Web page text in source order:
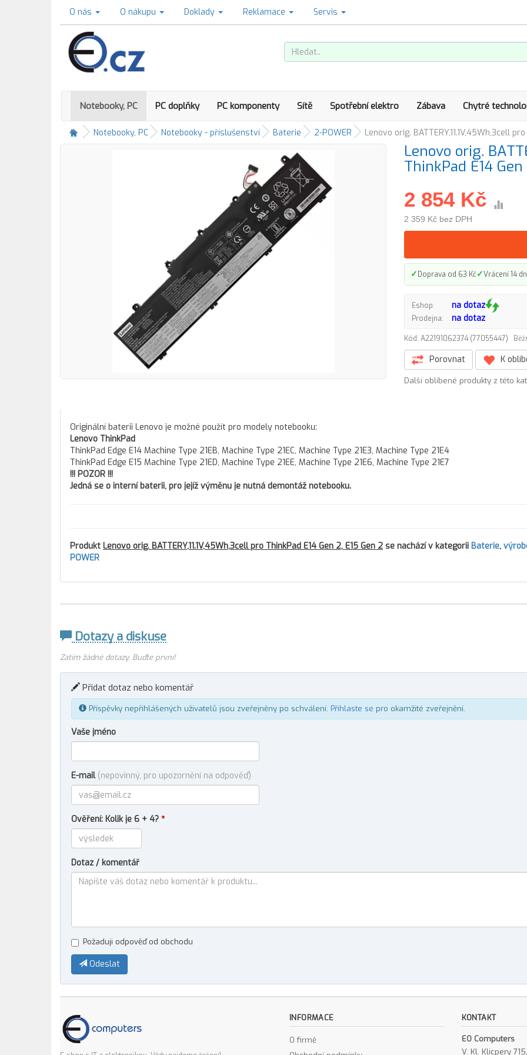
O nás O nákupu Doklady Reklamace Servis
Notebooky, PC PC doplňky PC komponenty Sítě Spotřební elektro Zábava Chytré
Notebooky, PC Notebooky - příslušenství Baterie 2-POWER Lenovo orig. BATTERY,11.1V,45Wh,3cell
Lenovo orig.
ThinkPad E14
2 854 Kč
2 359 Kč bez DPH
✓Doprava od 63 Kč✓Vrácení 14
Eshop: na dotaz
Prodejna: na dotaz
Kód: A22191062374 (77055447)
Porovnat K
Další oblíbené produkty z této
Originální baterii Lenovo je možné použít pro modely notebooku:
Lenovo ThinkPad
ThinkPad Edge E14 Machine Type 21EB, Machine Type 21EC, Machine Type 21E3, Machine Type 21E4
ThinkPad Edge E15 Machine Type 21ED, Machine Type 21EE, Machine Type 21E6, Machine Type 21E7
!!! POZOR !!!
Jedná se o interní baterii, pro jejíž výměnu je nutná demontáž notebooku.
Produkt Lenovo orig. BATTERY,11.1V,45Wh,3cell pro ThinkPad E14 Gen 2, E15 Gen 2 se nachází v kategorii Baterie,
POWER
Dotazy a diskuse
Zatím žádné dotazy. Buďte první!
Přidat dotaz nebo komentář
Příspěvky nepřihlášených uživatelů jsou zveřejněny po schválení. Přihlaste se pro okamžité zveřejnění.
Vaše jméno
E-mail (nepovinný, pro upozornění na odpověď)
Ověření: Kolik je 6 + 4? *
Dotaz / komentář
Požaduji odpověď od obchodu
Odeslat
INFORMACE
O firmě
KONTAKT
EO Computers
V. Kl. Klicpery